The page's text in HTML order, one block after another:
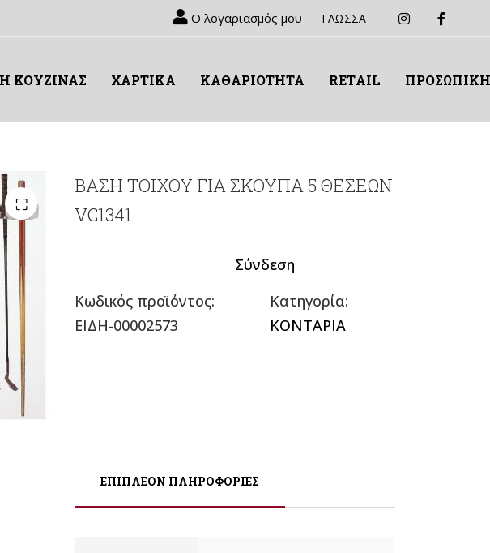
Ο λογαριασμός μου ΓΛΩΣΣΑ
ΚΟΥΖΙΝΑΣ ΧΑΡΤΙΚΑ ΚΑΘΑΡΙΟΤΗΤΑ RETΑIL
BΑΣΗ ΤΟΙΧΟΥ ΓΙΑ ΣΚΟΥΠΑ 5 ΘΕΣΕΩΝ
VC1341
Σύνδεση
Κωδικός προϊόντος:
ΕΙΔΗ-00002573
Κατηγορία:
ΚΟΝΤΑΡΙΑ
ΕΠΙΠΛΈΟΝ ΠΛΗΡΟΦΟΡΊΕΣ